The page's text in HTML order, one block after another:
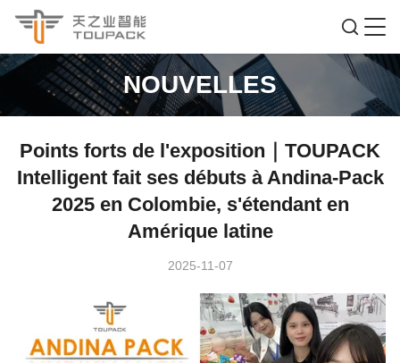
NOUVELLES
Points forts de l'exposition｜TOUPACK
Intelligent fait ses débuts à Andina-Pack
2025 en Colombie, s'étendant en
Amérique latine
2025-11-07